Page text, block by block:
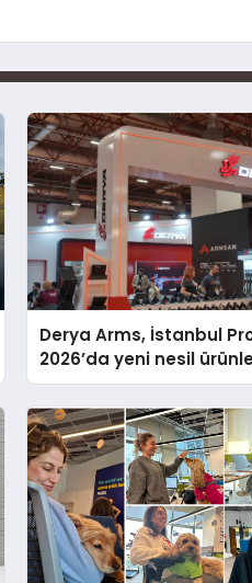
Derya Arms, İstanbul
2026’da yeni nesil
global marka vizyonunu
sergiledi